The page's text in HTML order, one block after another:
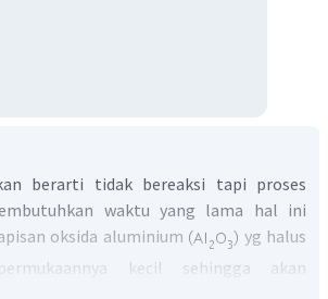
berarti tidak bereaksi tapi proses
waktu yang lama hal ini
oksida aluminium
yg halus
kecil sehingga akan